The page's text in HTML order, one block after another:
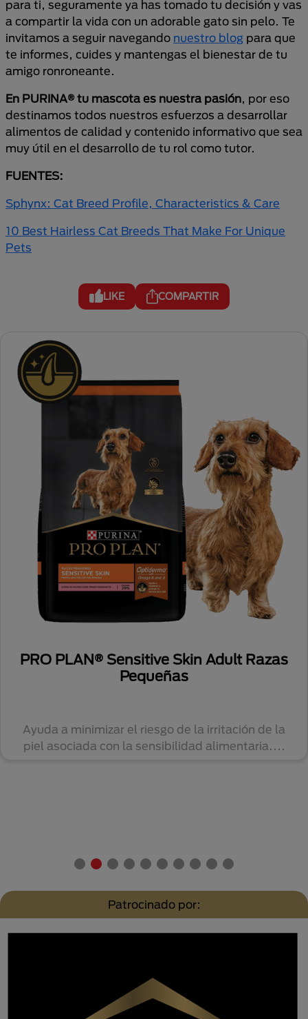
para ti, seguramente ya has tomado tu decisión y vas
a compartir la vida con un adorable gato sin pelo. Te
invitamos a seguir navegando nuestro blog para que
te informes, cuides y mantengas el bienestar de tu
amigo ronroneante.
En PURINA® tu mascota es nuestra pasión, por eso
destinamos todos nuestros esfuerzos a desarrollar
alimentos de calidad y contenido informativo que sea
muy útil en el desarrollo de tu rol como tutor.
FUENTES:
Sphynx: Cat Breed Profile, Characteristics & Care
10 Best Hairless Cat Breeds That Make For Unique
Pets
LIKE COMPARTIR
PRO PLAN® Sensitive Skin Adult Razas
Pequeñas
Ayuda a minimizar el riesgo de la irritación de la
piel asociada con la sensibilidad alimentaria....
Patrocinado por: